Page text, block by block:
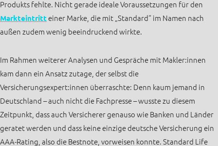
Produkts fehlte. Nicht gerade ideale Voraussetzungen für den
Markteintritt einer Marke, die mit „Standard“ im Namen nach
außen zudem wenig beeindruckend wirkte.
Im Rahmen weiterer Analysen und Gespräche mit Makler:innen
kam dann ein Ansatz zutage, der selbst die
Versicherungsexpert:innen überraschte: Denn kaum jemand in
Deutschland – auch nicht die Fachpresse – wusste zu diesem
Zeitpunkt, dass auch Versicherer genauso wie Banken und Länder
geratet werden und dass keine einzige deutsche Versicherung ein
AAA-Rating, also die Bestnote, vorweisen konnte. Standard Life